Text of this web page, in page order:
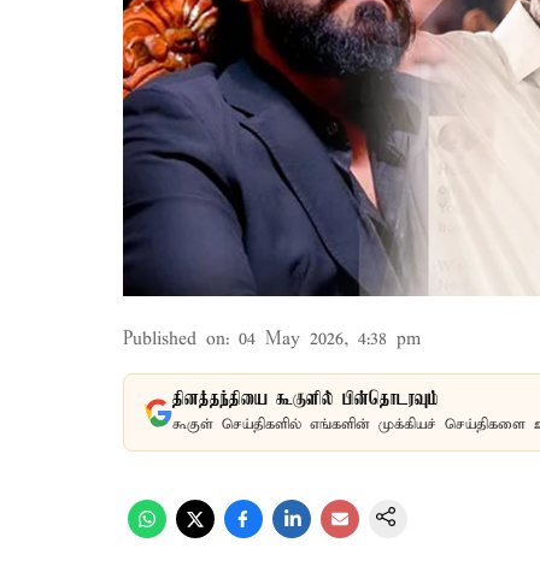
Published on: 04 May 2026, 4:38 pm
தினத்தந்தியை கூகுளில் பின்தொடரவும்
கூகுள் செய்திகளில் எங்களின் முக்கியச் செய்திகளை